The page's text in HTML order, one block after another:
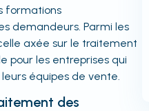
formations
demandeurs. Parmi les
axée sur le traitement
pour les entreprises qui
équipes de vente.
des